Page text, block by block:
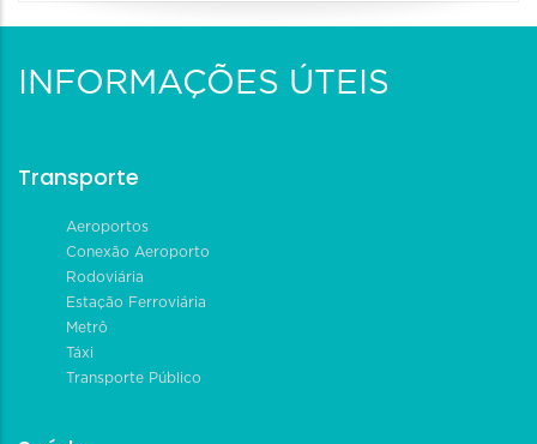
INFORMAÇÕES ÚTEIS
Transporte
Aeroportos
Conexão Aeroporto
Rodoviária
Estação Ferroviária
Metrô
Táxi
Transporte Público